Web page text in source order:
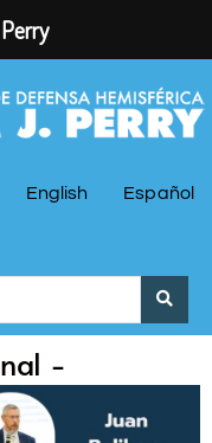
English Español
-